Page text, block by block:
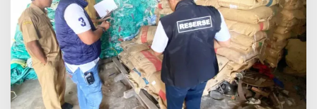
o
j
o
n
e
g
o